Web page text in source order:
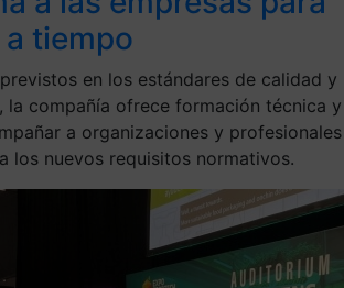
tiempo
en los estándares de calidad y
la compañía ofrece formación técnica y
a organizaciones y profesionales
los nuevos requisitos normativos.